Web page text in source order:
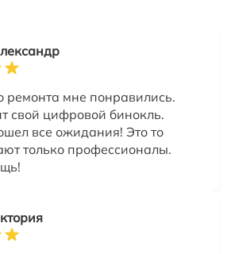
ремонта мне понравились.
свой цифровой бинокль.
все ожидания! Это то
только профессионалы.